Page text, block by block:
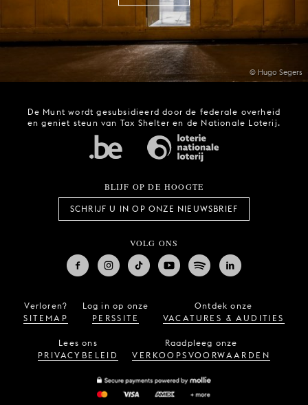
© Hugo Segers
De Munt wordt gesubsidieerd door de federale overheid
en geniet steun van Tax Shelter en de Nationale Loterij.
BLIJF OP DE HOOGTE
SCHRIJF U IN OP ONZE NIEUWSBRIEF
VOLG ONS
Verloren?
SITEMAP
Log in op onze
PERSSITE
Ontdek onze
VACATURES & AUDITIES
Lees ons
PRIVACYBELEID
Raadpleeg onze
VERKOOPSVOORWAARDEN